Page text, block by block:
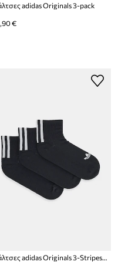
adidas Originals 3-pack
€
Κάλτσες adidas Originals 3-Stripes 3-pack